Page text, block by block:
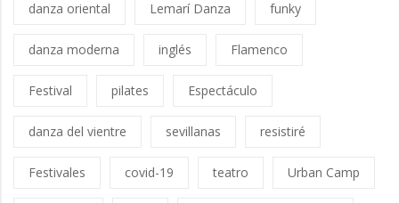
danza oriental Lemarí Danza funky
danza moderna inglés Flamenco
Festival pilates Espectáculo
danza del vientre sevillanas resistiré
Festivales covid-19 teatro Urban Camp